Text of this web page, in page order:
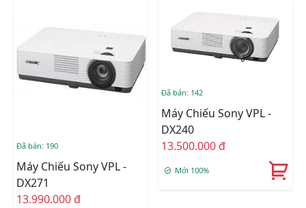
Đã bán: 190
Máy Chiếu Sony VPL -
DX271
13.990.000 đ
Đã bán: 142
Máy Chiếu Sony VPL -
DX240
13.500.000 đ
Mới 100%